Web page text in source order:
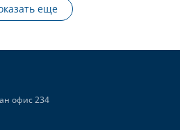
тур выходного дня на субботу-
на лайнере 6, 8, 10, 15 дней, а то и
и среди заграничных гостей. Город
памятниками, культурными и
Здесь отлично развита
еще
офис 234